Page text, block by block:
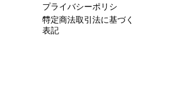
プライバシーポリシ
ー
特定商法取引法に基づく
表記